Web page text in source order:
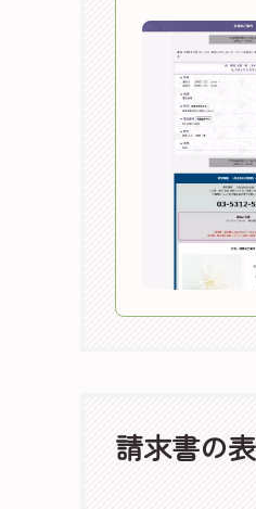
請求書の